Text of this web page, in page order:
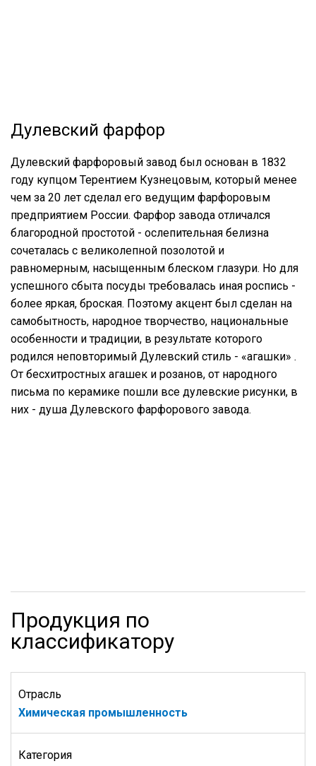
Дулевский фарфор
Дулевский фарфоровый завод был основан в 1832
году купцом Терентием Кузнецовым, который менее
чем за 20 лет сделал его ведущим фарфоровым
предприятием России. Фарфор завода отличался
благородной простотой - ослепительная белизна
сочеталась с великолепной позолотой и
равномерным, насыщенным блеском глазури. Но для
успешного сбыта посуды требовалась иная роспись -
более яркая, броская. Поэтому акцент был сделан на
самобытность, народное творчество, национальные
особенности и традиции, в результате которого
родился неповторимый Дулевский стиль - «агашки» .
От бесхитростных агашек и розанов, от народного
письма по керамике пошли все дулевские рисунки, в
них - душа Дулевского фарфорового завода.
Продукция по
классификатору
Отрасль
Химическая промышленность
Категория